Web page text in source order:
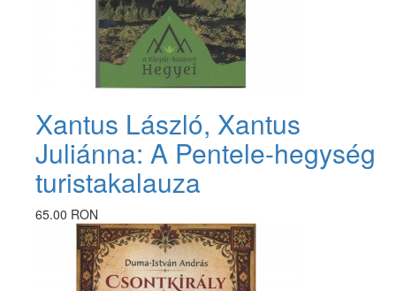
Xantus László, Xantus
Juliánna: A Pentele-hegység
turistakalauza
65.00 RON